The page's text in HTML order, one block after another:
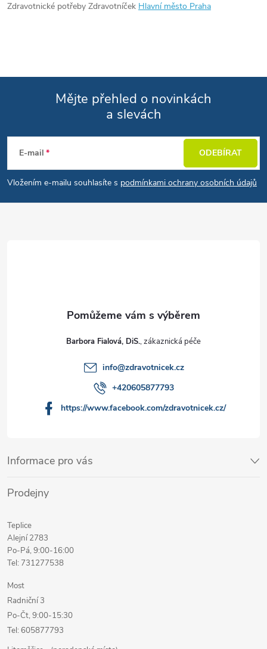
Zdravotnické potřeby Zdravotníček Hlavní město Praha
Mějte přehled o novinkách
a slevách
E-mail
Vložením e-mailu souhlasíte s podmínkami ochrany osobních údajů
ODEBÍRAT
Informace pro vás
Prodejny
Teplice
Alejní 2783
Po-Pá, 9:00-16:00
Tel: 731277538
Most
Radniční 3
Po-Čt, 9:00-15:30
Tel: 605877793
Barbora Fialová, DiS.
info@zdravotnicek.cz
+420605877793
https://www.facebook.com/zdravotnicek.cz/